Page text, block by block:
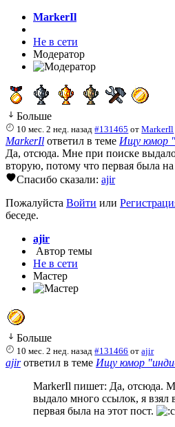
MarkerIl
Не в сети
Модератор
Больше
10 мес. 2 нед. назад #131465 отMarkerIl
MarkerIl ответил в теме Ищу юмор
Да, отсюда. Мне при поиске
вторую, потому что первая была на
Спасибо сказали: ajir
Пожалуйста Войти или
беседе.
ajir
Автор темы
Не в сети
Мастер
Больше
10 мес. 2 нед. назад #131466 отajir
ajirответил в теме Ищу юмор "инди-
MarkerIl пишет: Да, отсюда.
выдало много ссылок, я взял
первая была на этот пост.